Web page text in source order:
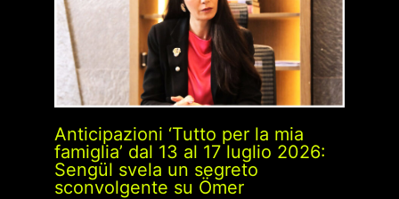
Anticipazioni ‘Tutto per la mia
famiglia’ dal 13 al 17 luglio 2026:
Sengül svela un segreto
sconvolgente su Ömer